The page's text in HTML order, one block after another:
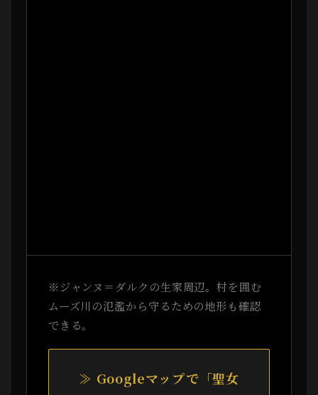
※ジャンヌ＝ダルクの生家周辺。村を囲む
ムーズ川の氾濫から守るための地形も確認
できる。
≫ Googleマップで「聖女